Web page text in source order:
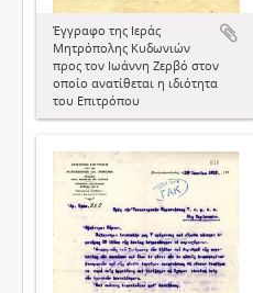
Έγγραφο της Ιεράς
Μητρόπολης Κυδωνιών
προς τον Ιωάννη Ζερβό στον
οποίο ανατίθεται η ιδιότητα
του Επιτρόπου